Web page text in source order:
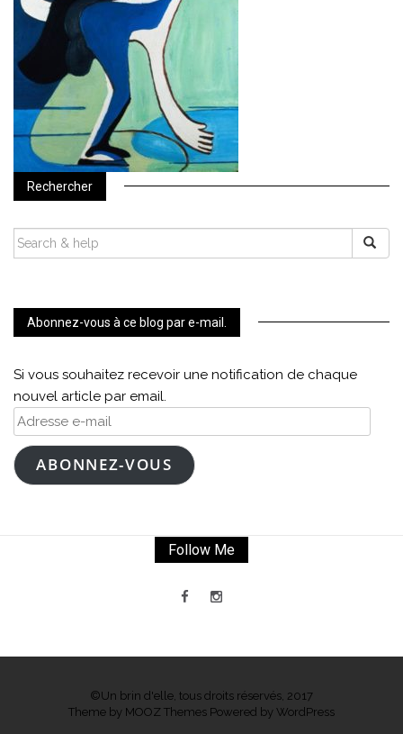
Rechercher
SEARCH
FOR:
Abonnez-vous à ce blog par e-mail.
Si vous souhaitez recevoir une notification de chaque
nouvel article par email.
Adresse
e-
mailABONNEZ-VOUS
Follow Me
©Un brin d'elle, tous droits réservés, 2017
Theme by MOOZ Themes Powered by WordPress